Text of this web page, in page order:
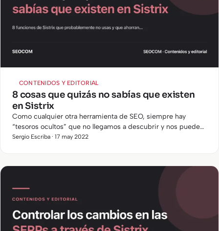
CONTENIDOS Y EDITORIAL
8 cosas que quizás no sabías que existen
en Sistrix
Como cualquier otra herramienta de SEO, siempre hay
“tesoros ocultos” que no llegamos a descubrir y nos pueden
facilitar el trabajo en muchas ocasiones, así como
Sergio Escriba · 17 may 2022